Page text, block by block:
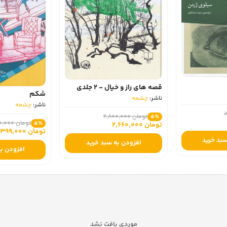
خرید
قصه‌ های راز و خیال - 2 جلدی
ناشر: چشمه
5٪ تومان 2,800,000
تومان 2,660,000
افزودن به سبد خرید
شکم
ناشر: چشمه
5٪ تومان 420,000
تومان 399,000
افزودن
موردی یافت نشد